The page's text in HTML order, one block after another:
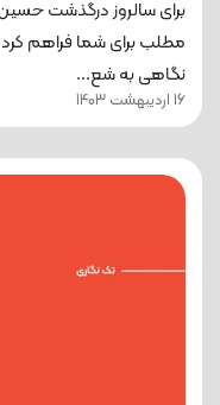
برای سالروز درگذشت
مطلب برای شما فراهم
نگاهی به شع...
16 اردیبهشت 1403